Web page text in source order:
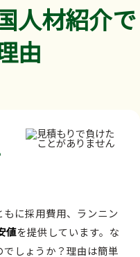
人材紹介で
由
に採用費用、ランニン
値を提供しています。な
しょうか？理由は簡単